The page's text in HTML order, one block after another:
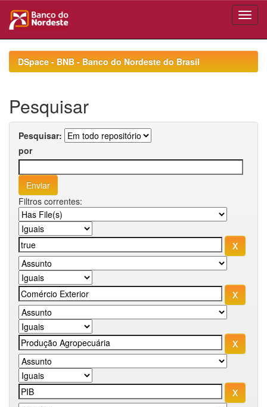
navigationDSpace - BNB - Banco do Nordeste do Brasil
Pesquisar
Pesquisar:
por
Filtros correntes: